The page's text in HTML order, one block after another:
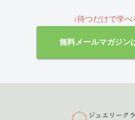
↓待つだけで学べ
無料メールマガジン